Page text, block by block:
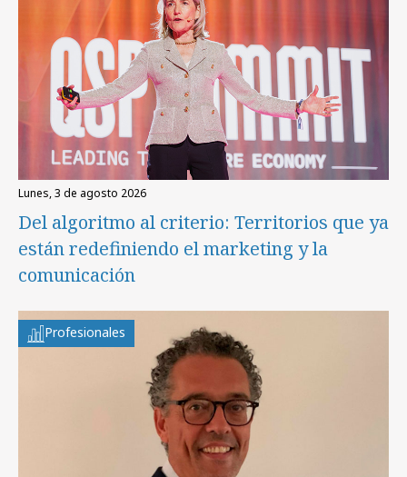
lunes, 3 de agosto 2026
Del algoritmo al criterio: Territorios que ya
están redefiniendo el marketing y la
comunicación
Profesionales